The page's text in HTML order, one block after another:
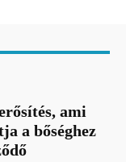
ami
a bőséghez